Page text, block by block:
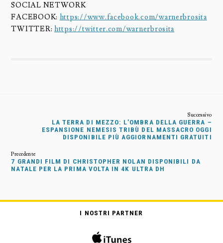
SOCIAL NETWORK
FACEBOOK: https://www.facebook.com/warnerbrosita
TWITTER:https://twitter.com/warnerbrosita
LA TERRA DI MEZZO: L’OMBRA DELLA GUERRA –
ESPANSIONE NEMESIS TRIBÙ DEL MASSACRO OGGI
DISPONIBILE PIÙ AGGIORNAMENTI GRATUITI
7 GRANDI FILM DI CHRISTOPHER NOLAN DISPONIBILI DA
NATALE PER LA PRIMA VOLTA IN 4K ULTRA DH
I NOSTRI PARTNER